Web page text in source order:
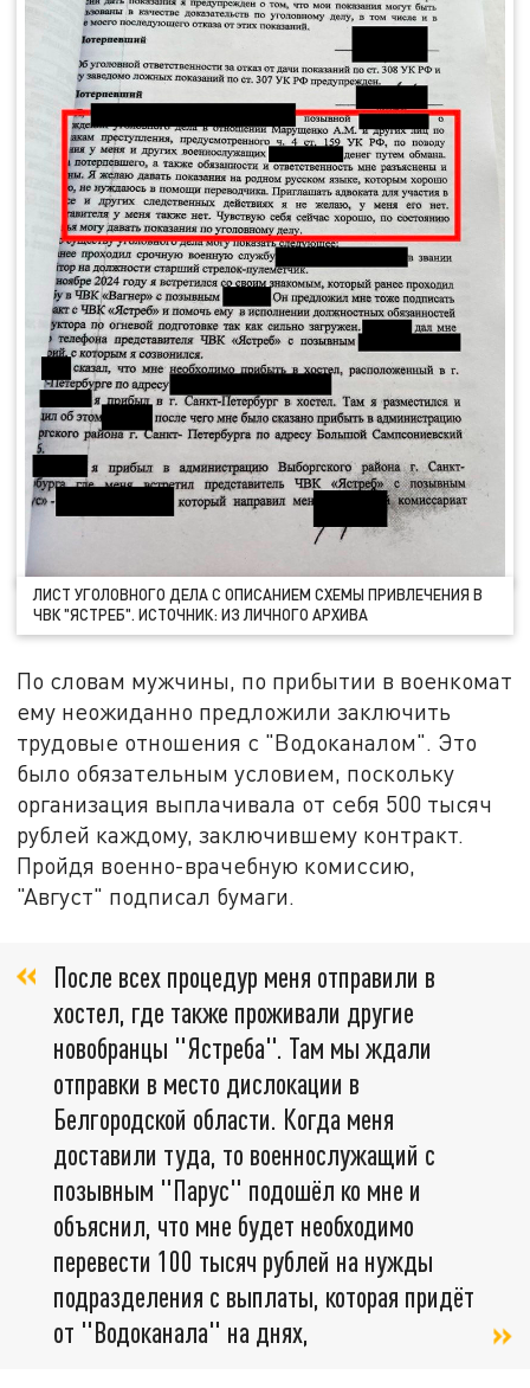
ЛИСТ УГОЛОВНОГО ДЕЛА С ОПИСАНИЕМ СХЕМЫ ПРИВЛЕЧЕНИЯ В
ЧВК "ЯСТРЕБ". ИСТОЧНИК: ИЗ ЛИЧНОГО АРХИВА
По словам мужчины, по прибытии в военкомат
ему неожиданно предложили заключить
трудовые отношения с "Водоканалом". Это
было обязательным условием, поскольку
организация выплачивала от себя 500 тысяч
рублей каждому, заключившему контракт.
Пройдя военно-врачебную комиссию,
"Август" подписал бумаги.
После всех процедур меня отправили в
хостел, где также проживали другие
новобранцы "Ястреба". Там мы ждали
отправки в место дислокации в
Белгородской области. Когда меня
доставили туда, то военнослужащий с
позывным "Парус" подошёл ко мне и
объяснил, что мне будет необходимо
перевести 100 тысяч рублей на нужды
подразделения с выплаты, которая придёт
от "Водоканала" на днях,